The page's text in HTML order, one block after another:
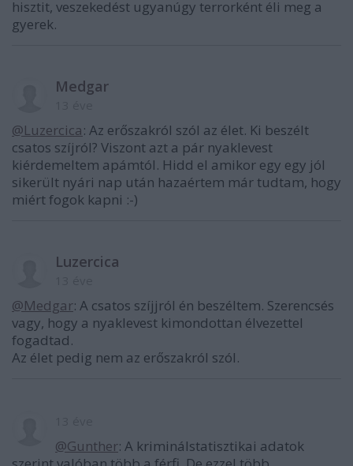
hisztit, veszekedést ugyanúgy terrorként éli meg a
gyerek.
Medgar
@Luzercica: Az erőszakról szól az élet. Ki beszélt
csatos szíjról? Viszont azt a pár nyaklevest
kiérdemeltem apámtól. Hidd el amikor egy egy jól
sikerült nyári nap után hazaértem már tudtam, hogy
miért fogok kapni :-)
Luzercica
@Medgar: A csatos szíjjról én beszéltem. Szerencsés
vagy, hogy a nyaklevest kimondottan élvezettel
fogadtad.
Az élet pedig nem az erőszakról szól.
@Gunther: A kriminálstatisztikai adatok